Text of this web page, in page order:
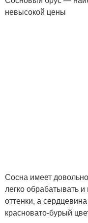
невысокой цены
Сосна имеет
легко обрабатывать
оттенки, а
красновато-бурый